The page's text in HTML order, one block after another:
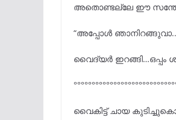
അതൊണ്ടല്ലേ ഈ
“അപ്പോൾ
വൈദ്യർ ഇറങ്ങി…ഒപ്പം
വൈകിട്ട് ചായ